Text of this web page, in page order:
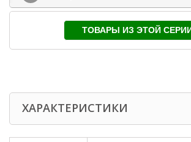
ТОВАРЫ ИЗ ЭТОЙ
ХАРАКТЕРИСТИКИ